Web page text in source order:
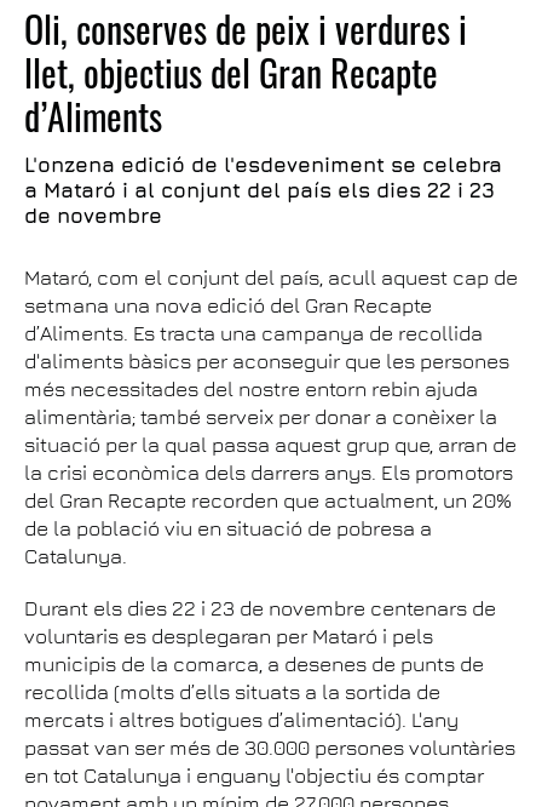
Oli, conserves de peix i verdures i
llet, objectius del Gran Recapte
d’Aliments
L'onzena edició de l'esdeveniment se celebra
a Mataró i al conjunt del país els dies 22 i 23
de novembre
Mataró, com el conjunt del país, acull aquest cap de
setmana una nova edició del Gran Recapte
d’Aliments. Es tracta una campanya de recollida
d'aliments bàsics per aconseguir que les persones
més necessitades del nostre entorn rebin ajuda
alimentària; també serveix per donar a conèixer la
situació per la qual passa aquest grup que, arran de
la crisi econòmica dels darrers anys. Els promotors
del Gran Recapte recorden que actualment, un 20%
de la població viu en situació de pobresa a
Catalunya.
Durant els dies 22 i 23 de novembre centenars de
voluntaris es desplegaran per Mataró i pels
municipis de la comarca, a desenes de punts de
recollida (molts d’ells situats a la sortida de
mercats i altres botigues d’alimentació). L'any
passat van ser més de 30.000 persones voluntàries
en tot Catalunya i enguany l'objectiu és comptar